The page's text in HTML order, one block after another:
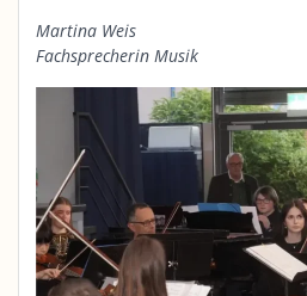
Martina Weis
Fachsprecherin Musik